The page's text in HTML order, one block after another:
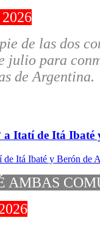
de las dos
julio para
de Argentina.
a Itatí de Itá Ibaté
AMBAS